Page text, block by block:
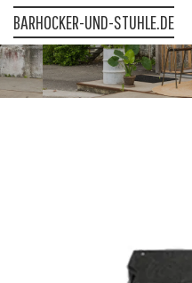
BARHOCKER-UND-STUHLE.DE